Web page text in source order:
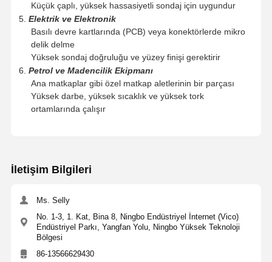
EP-
36-B40
144
361-B40
EP-
37-B40
153 174 70
G88103-
38-B40
70 40
EP-
G88103-
41-B40
EP-
G88103-
162
Küçük çaplı, yüksek hassasiyetli sondaj için uygundur
5. Elektrik ve Elektronik
Basılı devre kartlarında (PCB) veya konektörlerde mikro
delik delme
Yüksek sondaj doğruluğu ve yüzey finişi gerektirir
6. Petrol ve Madencilik Ekipmanı
Ana matkaplar gibi özel matkap aletlerinin bir parçası
Yüksek darbe, yüksek sıcaklık ve yüksek tork
ortamlarında çalışır
İletişim Bilgileri
Ms. Selly
No. 1-3, 1. Kat, Bina 8, Ningbo Endüstriyel İnternet (Vico)
Endüstriyel Parkı, Yangfan Yolu, Ningbo Yüksek Teknoloji
Bölgesi
86-13566629430